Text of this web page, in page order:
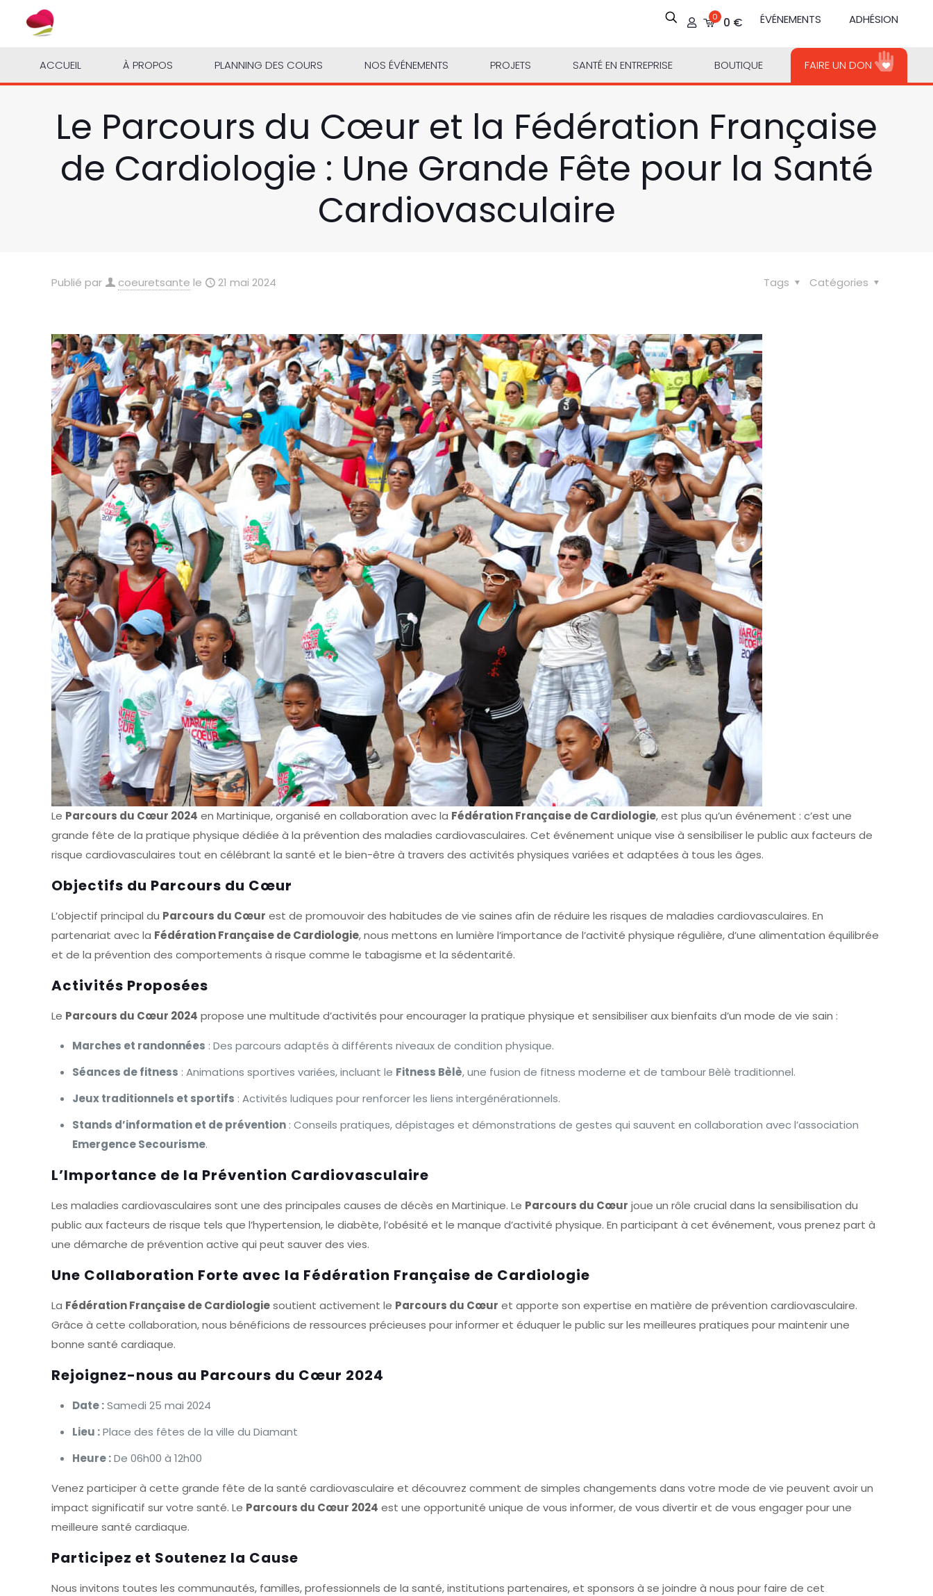
ÉVÉNEMENTS ADHÉSION
0 0 €
ACCUEIL À PROPOS PLANNING DES COURS NOS ÉVÉNEMENTS PROJETS SANTÉ EN ENTREPRISE BOUTIQUE FAIRE UN DON
Le Parcours du Cœur et la Fédération Française
de Cardiologie : Une Grande Fête pour la Santé
Cardiovasculaire
Publié par coeuretsante le 21 mai 2024 Catégories
Tags
Le Parcours du Cœur 2024 en Martinique, organisé en collaboration avec la Fédération Française de Cardiologie, est plus qu’un événement : c’est une
grande fête de la pratique physique dédiée à la prévention des maladies cardiovasculaires. Cet événement unique vise à sensibiliser le public aux facteurs de
risque cardiovasculaires tout en célébrant la santé et le bien-être à travers des activités physiques variées et adaptées à tous les âges.
Objectifs du Parcours du Cœur
L’objectif principal du Parcours du Cœur est de promouvoir des habitudes de vie saines afin de réduire les risques de maladies cardiovasculaires. En
partenariat avec la Fédération Française de Cardiologie, nous mettons en lumière l’importance de l’activité physique régulière, d’une alimentation équilibrée
et de la prévention des comportements à risque comme le tabagisme et la sédentarité.
Activités Proposées
Le Parcours du Cœur 2024 propose une multitude d’activités pour encourager la pratique physique et sensibiliser aux bienfaits d’un mode de vie sain :
Marches et randonnées : Des parcours adaptés à différents niveaux de condition physique.
Séances de fitness : Animations sportives variées, incluant le Fitness Bèlè, une fusion de fitness moderne et de tambour Bèlè traditionnel.
Jeux traditionnels et sportifs : Activités ludiques pour renforcer les liens intergénérationnels.
Stands d’information et de prévention : Conseils pratiques, dépistages et démonstrations de gestes qui sauvent en collaboration avec l’association
Emergence Secourisme.
L’Importance de la Prévention Cardiovasculaire
Les maladies cardiovasculaires sont une des principales causes de décès en Martinique. Le Parcours du Cœur joue un rôle crucial dans la sensibilisation du
public aux facteurs de risque tels que l’hypertension, le diabète, l’obésité et le manque d’activité physique. En participant à cet événement, vous prenez part à
une démarche de prévention active qui peut sauver des vies.
Une Collaboration Forte avec la Fédération Française de Cardiologie
La Fédération Française de Cardiologiesoutient activement le Parcours du Cœur et apporte son expertise en matière de prévention cardiovasculaire.
Grâce à cette collaboration, nous bénéficions de ressources précieuses pour informer et éduquer le public sur les meilleures pratiques pour maintenir une
bonne santé cardiaque.
Rejoignez-nous au Parcours du Cœur 2024
Date :Samedi 25 mai 2024
Lieu :Place des fêtes de la ville du Diamant
Heure :De 06h00 à 12h00
Venez participer à cette grande fête de la santé cardiovasculaire et découvrez comment de simples changements dans votre mode de vie peuvent avoir un
impact significatif sur votre santé. Le Parcours du Cœur 2024 est une opportunité unique de vous informer, de vous divertir et de vous engager pour une
meilleure santé cardiaque.
Participez et Soutenez la Cause
Nous invitons toutes les communautés, familles, professionnels de la santé, institutions partenaires, et sponsors à se joindre à nous pour faire de cet